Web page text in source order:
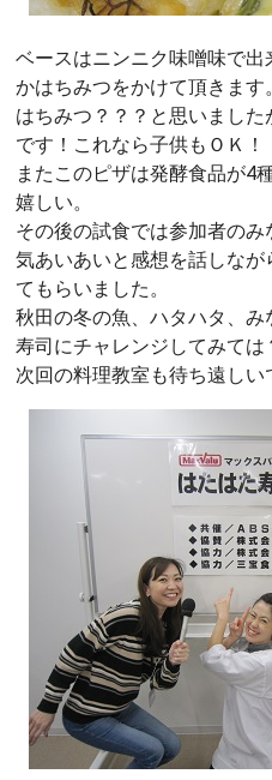
ベースはニンニク味噌味で
かはちみつをかけて頂きます。
はちみつ？？？と思いまし
です！これなら子供もＯＫ！
またこのピザは発酵食品が4
嬉しい。
その後の試食では参加者の
気あいあいと感想を話しな
てもらいました。
秋田の冬の魚、ハタハタ、
寿司にチャレンジしてみては
次回の料理教室も待ち遠しい